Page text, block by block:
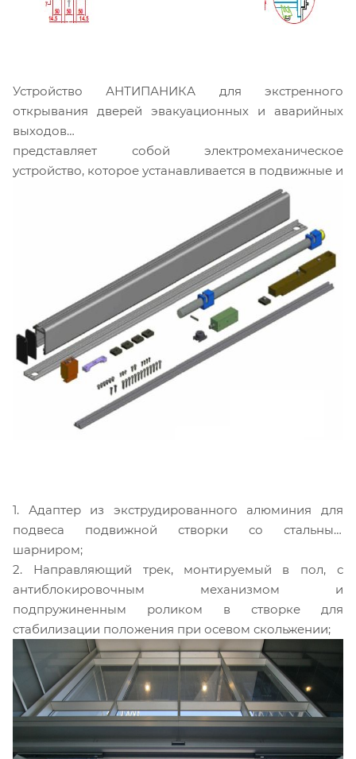
Устройство АНТИПАНИКА для экстренного
открывания дверей эвакуационных и аварийных
выходов
представляет собой электромеханическое
устройство, которое устанавливается в подвижные и
условно неподвижные дверные створки, является
неотъемлемой частью конструкции и состоит из
1. Адаптер из экструдированного алюминия для
подвеса подвижной створки со стальным
шарниром;
2. Направляющий трек, монтируемый в пол, с
антиблокировочным механизмом и
подпружиненным роликом в створке для
стабилизации положения при осевом скольжении;
3. Шаровой замок, который устанавливается в
адаптер в непосредственной близости от края
створки,
противоположного оси вращения, для регулировки
усилия, необходимого для экстренного открывания
створки;